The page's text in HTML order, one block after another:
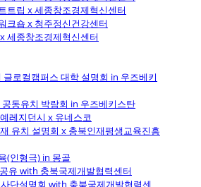
트립 x 세종창조경제혁신센터
크숍 x 청주정신건강센터
세종창조경제혁신센터
글로컬캠퍼스 대학 설명회 in 우즈베키
동유치 박람회 in 우즈베키스탄
레지던시 x 유네스코
유치 설명회 x 충북인재평생교육진흥
(인형극) in 몽골
유 with 충북국제개발협력센터
단설명회 with 충북국제개발협력센